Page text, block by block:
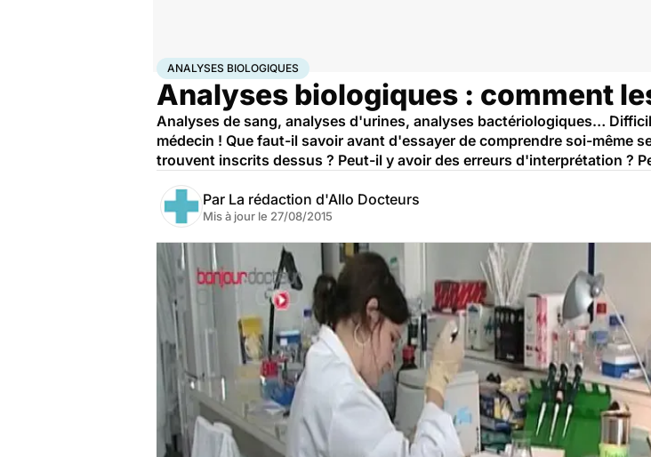
AccueilSanté MaladiesAnalyses biologiques
ANALYSES BIOLOGIQUES
Analyses biologiques : comment
Analyses de sang, analyses d'urines, analyses bactériologiques…
médecin ! Que faut-il savoir avant d'essayer de comprendre soi-même
trouvent inscrits dessus ? Peut-il y avoir des erreurs d'interprétation ?
Par La rédaction d'Allo Docteurs
Mis à jour le 27/08/2015